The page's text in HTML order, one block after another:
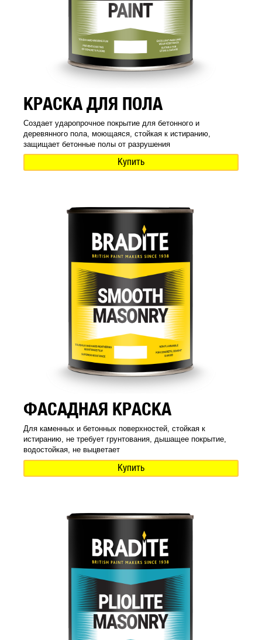
КРАСКА ДЛЯ ПОЛА
Создает ударопрочное покрытие для бетонного и
деревянного пола, моющаяся, стойкая к истиранию,
защищает бетонные полы от разрушения
Купить
ФАСАДНАЯ КРАСКА
Для каменных и бетонных поверхностей, стойкая к
истиранию, не требует грунтования, дышащее покрытие,
водостойкая, не выцветает
Купить